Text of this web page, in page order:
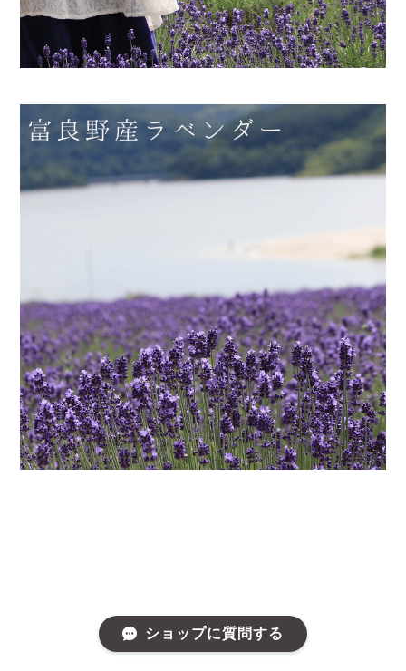
ショップに質問する